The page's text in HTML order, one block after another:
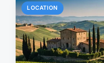
LOCATION